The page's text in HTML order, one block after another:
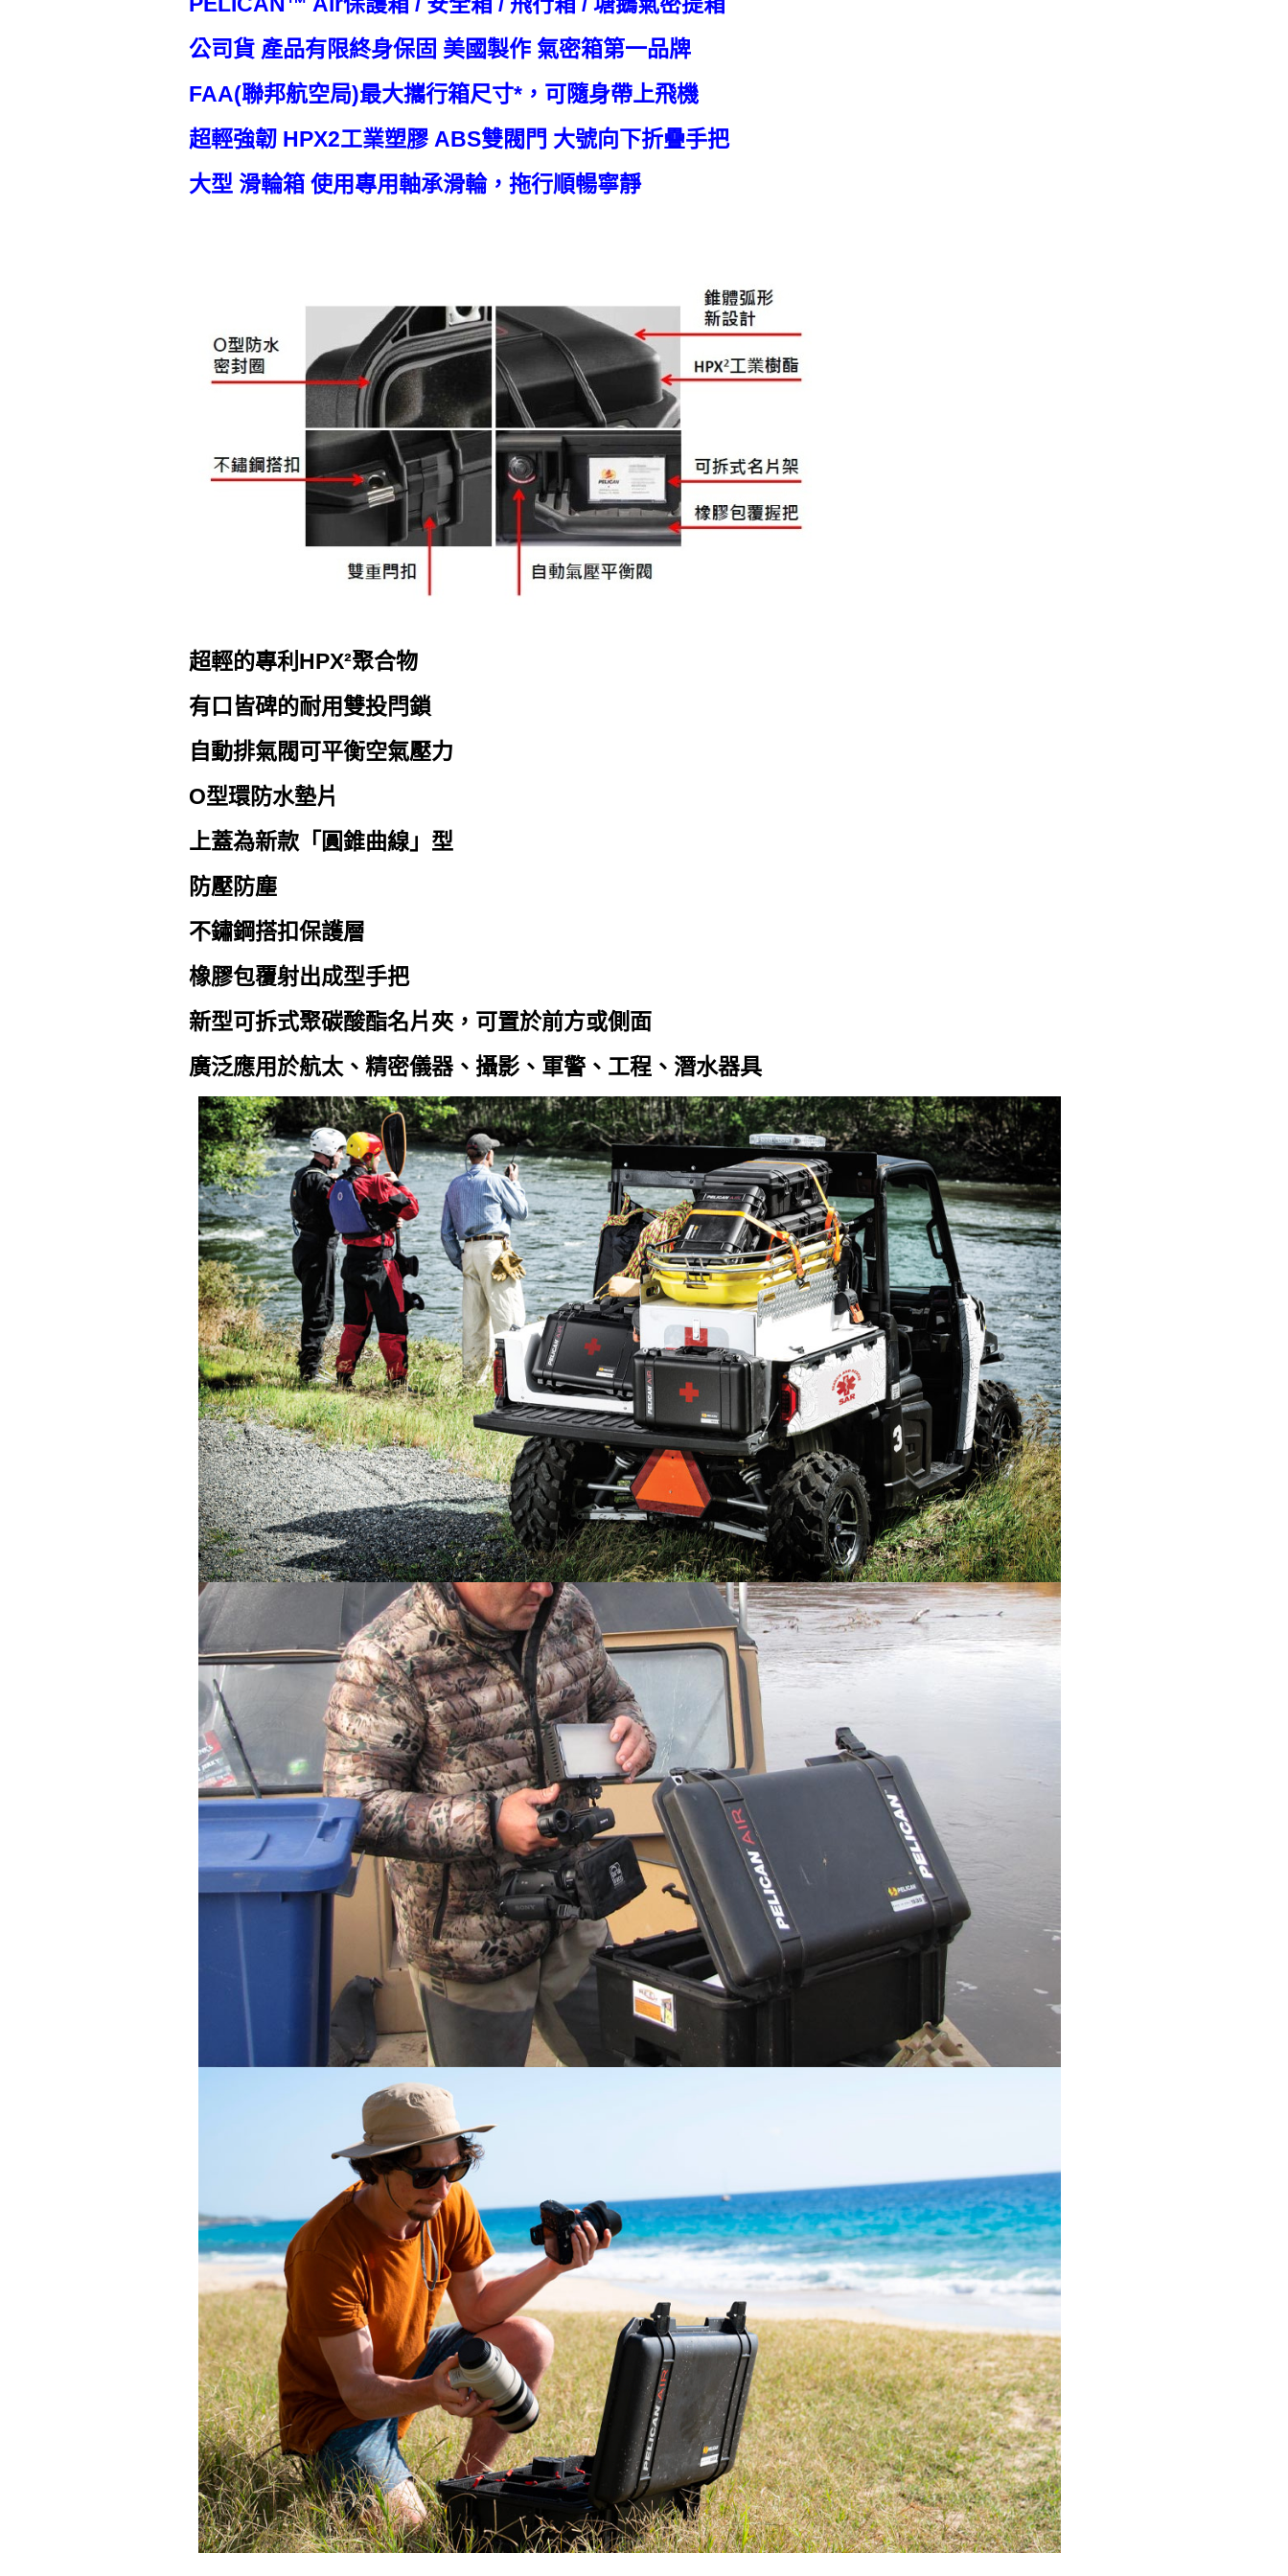
公司貨 產品有限終身保固 美國製作 氣密箱第一品牌
FAA(聯邦航空局)最大攜行箱尺寸*，可隨身帶上飛機
超輕強韌 HPX2工業塑膠 ABS雙閥門 大號向下折疊手把
大型 滑輪箱 使用專用軸承滑輪，拖行順暢寧靜
超輕的專利HPX²聚合物
有口皆碑的耐用雙投閂鎖
自動排氣閥可平衡空氣壓力
O型環防水墊片
上蓋為新款「圓錐曲線」型
防壓防塵
不鏽鋼搭扣保護層
橡膠包覆射出成型手把
新型可拆式聚碳酸酯名片夾，可置於前方或側面
廣泛應用於航太、精密儀器、攝影、軍警、工程、潛水器具